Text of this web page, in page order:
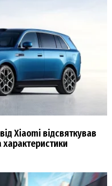
Xiaomi відсвяткував
характеристики